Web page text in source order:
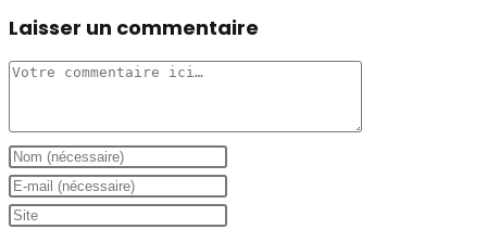
Laisser un commentaire
Comment
Enter
your
name
Enter
your
Saisir